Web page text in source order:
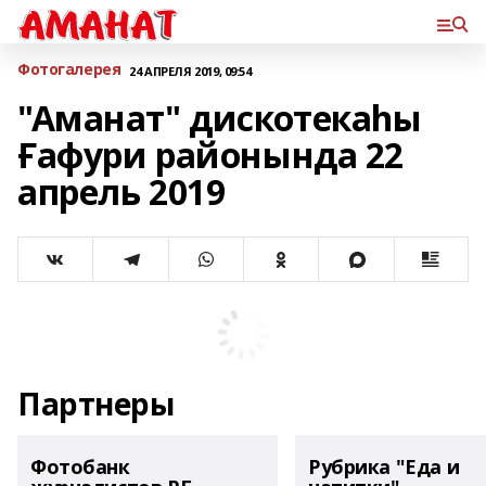
Фотогалерея 24 АПРЕЛЯ 2019, 09:54
"Аманат" дискотекаһы
Ғафури районында 22
апрель 2019
Партнеры
Фотобанк Рубрика "Еда и